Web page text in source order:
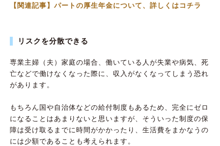
【関連記事】パートの厚生年金について、詳しくはコチラ
リスクを分散できる
専業主婦（夫）家庭の場合、働いている人が失業や病気、死
亡などで働けなくなった際に、収入がなくなってしまう恐れ
があります。
もちろん国や自治体などの給付制度もあるため、完全にゼロ
になることはあまりないと思いますが、そういった制度の保
障は受け取るまでに時間がかかったり、生活費をまかなうの
には少額であることも考えられます。